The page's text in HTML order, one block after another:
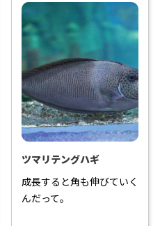
ツマリテングハギ
成長すると角も伸びていく
んだって。